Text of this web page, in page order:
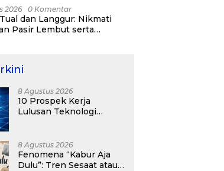
2026 0 Komentar
dan Langgur: Nikmati
Pasir Lembut serta
8 Agustus 2026
10 Prospek Kerja
Lulusan Teknologi
Kompetitif di Era Digital
8 Agustus 2026
Fenomena “Kabur Aja
Dulu”: Tren Sesaat atau